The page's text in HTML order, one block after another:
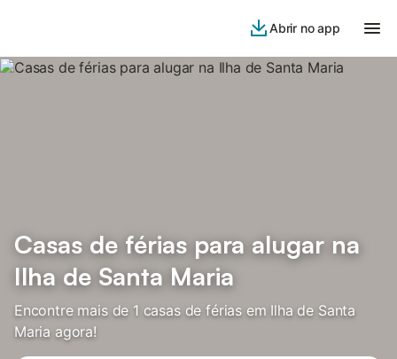
Abrir no app
Casas de férias para alugar na
Ilha de Santa Maria
Encontre mais de 1 casas de férias em Ilha de Santa
Maria agora!